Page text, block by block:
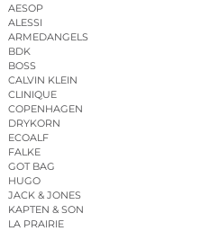
AESOP
ALESSI
ARMEDANGELS
BDK
BOSS
CALVIN KLEIN
CLINIQUE
COPENHAGEN
DRYKORN
ECOALF
FALKE
GOT BAG
HUGO
JACK & JONES
KAPTEN & SON
LA PRAIRIE